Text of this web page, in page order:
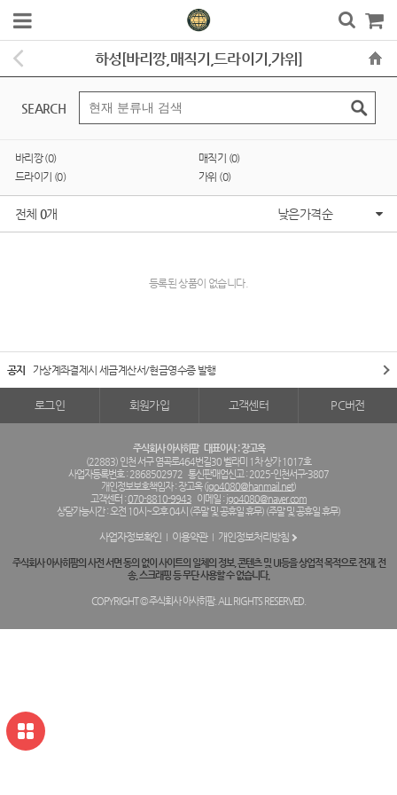
하성[바리깡,매직기,드라이기,가위]
SEARCH
바리깡 (0)
매직기 (0)
드라이기 (0)
가위 (0)
전체 0개 낮은가격순
등록된 상품이 없습니다.
공지 가상계좌결제시 세금계산서/현금영수증 발행
로그인 회원가입 고객센터 PC버전
주식회사 아사히팜 대표이사 : 장고옥
(22883) 인천 서구 염곡로464번길30 벨라미 1차 상가 1017호
사업자등록번호 : 2868502972 통신판매업신고 : 2025-인천서구-3807
개인정보보호책임자 : 장고옥 (jgo4080@hanmail.net)
고객센터 :070-8810-9943 이메일 : jgo4080@naver.com
상담가능시간 : 오전 10시~오후 04시 (주말 및 공휴일 휴무) (주말 및 공휴일 휴무)
사업자정보확인 이용약관 개인정보처리방침
주식회사 아사히팜의 사전 서면 동의 없이 사이트의 일체의 정보, 콘텐츠 및 UI등을 상업적 목적으로 전재, 전
송, 스크래핑 등 무단 사용할 수 없습니다.
COPYRIGHT © 주식회사 아사히팜. ALL RIGHTS RESERVED.